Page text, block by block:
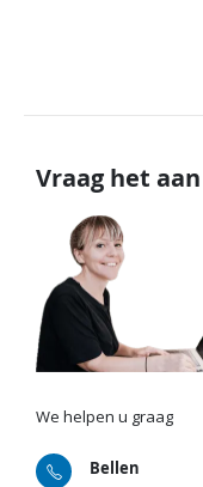
Vraag het
We helpen u graag
Bellen